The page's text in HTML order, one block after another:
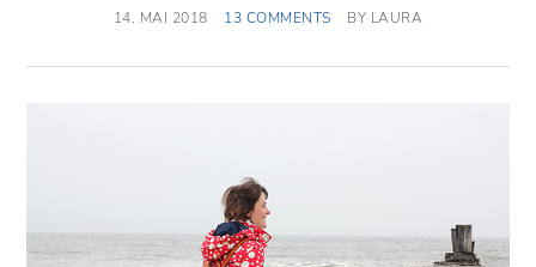
14. MAI 2018 13 COMMENTS BY LAURA